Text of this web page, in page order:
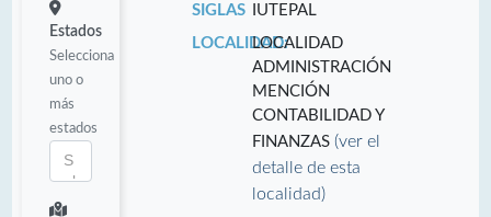
Estados
Selecciona
uno o
más
estados
SIGLAS
IUTEPAL
LOCALIDAD:LOCALIDAD
ADMINISTRACIÓN
MENCIÓN
CONTABILIDAD Y
FINANZAS(ver el
detalle de esta
localidad)